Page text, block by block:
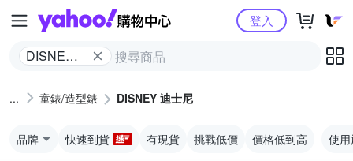
Yahoo購物中心
DISNEY
登入
童錶/造型錶 DISNEY 迪士尼
品牌 快速到貨 有現貨 挑戰低價 價格低到高 使